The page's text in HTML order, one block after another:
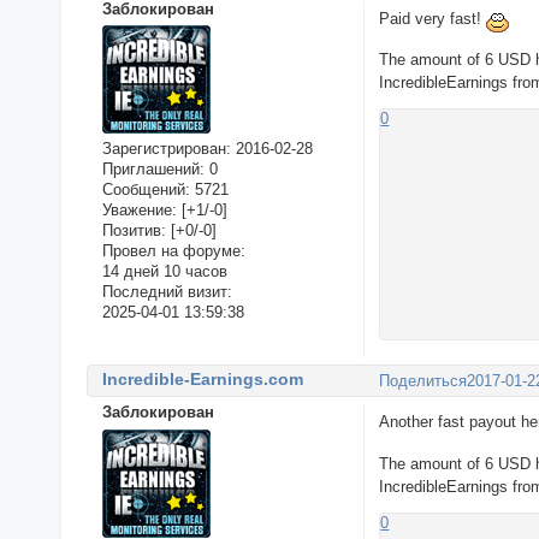
Заблокирован
Зарегистрирован: 2016-02-28
Приглашений: 0
Сообщений: 5721
Уважение: [+1/-0]
Позитив: [+0/-0]
Провел на форуме:
14 дней 10 часов
Последний визит:
2025-04-01 13:59:38
Paid very fast!
The amount of 6 USD
IncredibleEarnings
0
Поделиться2017-01-
Incredible-Earnings.com
Заблокирован
Another fast payout
The amount of 6 USD
IncredibleEarnings
0